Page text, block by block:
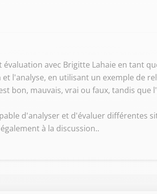
avec Brigitte Lahaie en tant
l'analyse, en utilisant un exemple de
bon, mauvais, vrai ou faux, tandis
d'analyser et d'évaluer différentes
à la discussion..